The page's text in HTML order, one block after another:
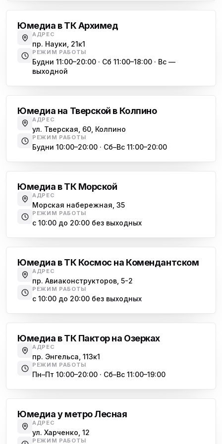
Юмедиа Сервис в Колпино
ю
Юмедиа во Всеволожске
пр. Христиновский 28, Всеволожск
Юмедиа в ТК Архимед
АДРЕС
пр. Науки, 21к1
РЕЖИМ РАБОТЫ
Будни 11:00–20:00 · Сб 11:00–18:00 · Вс —
выходной
Юмедиа на Тверской в Колпино
АДРЕС
ул. Тверская, 60, Колпино
РЕЖИМ РАБОТЫ
Будни 10:00–20:00 · Сб–Вс 11:00–20:00
Юмедиа в ТК Морской
АДРЕС
Морская набережная, 35
РЕЖИМ РАБОТЫ
с 10:00 до 20:00 без выходных
Юмедиа в ТК Космос на Комендантском
АДРЕС
пр. Авиаконструкторов, 5-2
РЕЖИМ РАБОТЫ
с 10:00 до 20:00 без выходных
Юмедиа в ТК Пактор на Озерках
АДРЕС
пр. Энгельса, 113к1
РЕЖИМ РАБОТЫ
Пн–Пт 10:00–20:00 · Сб–Вс 11:00–19:00
Юмедиа у метро Лесная
АДРЕС
ул. Харченко, 12
РЕЖИМ РАБОТЫ